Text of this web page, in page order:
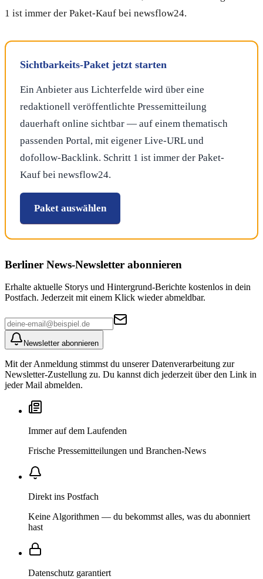
1 ist immer der Paket-Kauf bei newsflow24.
Sichtbarkeits-Paket jetzt starten
Ein Anbieter aus Lichterfelde wird über eine
redaktionell veröffentlichte Pressemitteilung
dauerhaft online sichtbar — auf einem thematisch
passenden Portal, mit eigener Live-URL und
dofollow-Backlink. Schritt 1 ist immer der Paket-
Kauf bei newsflow24.
Paket auswählen
Berliner News-Newsletter abonnieren
Erhalte aktuelle Storys und Hintergrund-Berichte kostenlos in dein
Postfach. Jederzeit mit einem Klick wieder abmeldbar.
Newsletter abonnieren
Mit der Anmeldung stimmst du unserer Datenverarbeitung zur
Newsletter-Zustellung zu. Du kannst dich jederzeit über den Link in
jeder Mail abmelden.
Immer auf dem Laufenden
Frische Pressemitteilungen und Branchen-News
Direkt ins Postfach
Keine Algorithmen — du bekommst alles, was du abonniert
hast
Datenschutz garantiert